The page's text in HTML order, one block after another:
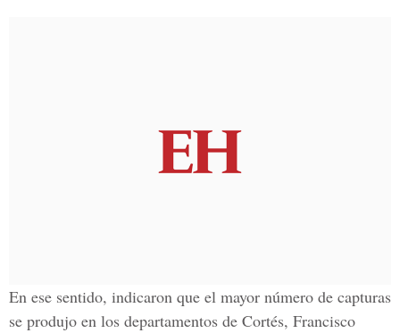
En ese sentido, indicaron que el mayor número de capturas
se produjo en los departamentos de Cortés, Francisco